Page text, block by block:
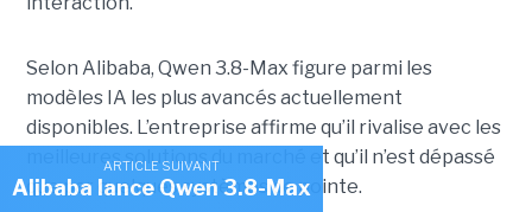
ARTICLE SUIVANT
Alibaba lance Qwen 3.8-Max
Selon Alibaba, Qwen 3.8-Max figure parmi les
modèles IA les plus avancés actuellement
disponibles. L’entreprise affirme qu’il rivalise avec les
meilleures solutions du marché et qu’il n’est dépassé
que par quelques systèmes de pointe.